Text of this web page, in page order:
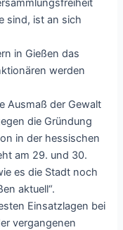
sind, ist an sich
in Gießen das
werden
Ausmaß der Gewalt
die Gründung
in der hessischen
am 29. und 30.
es die Stadt noch
aktuell“.
Einsatzlagen bei
vergangenen